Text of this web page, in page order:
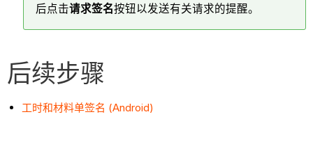
后点击请求签名按钮以发送有关请求的提醒。
后续步骤
工时和材料单签名 (Android)